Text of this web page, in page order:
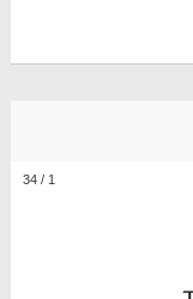
1
/
34